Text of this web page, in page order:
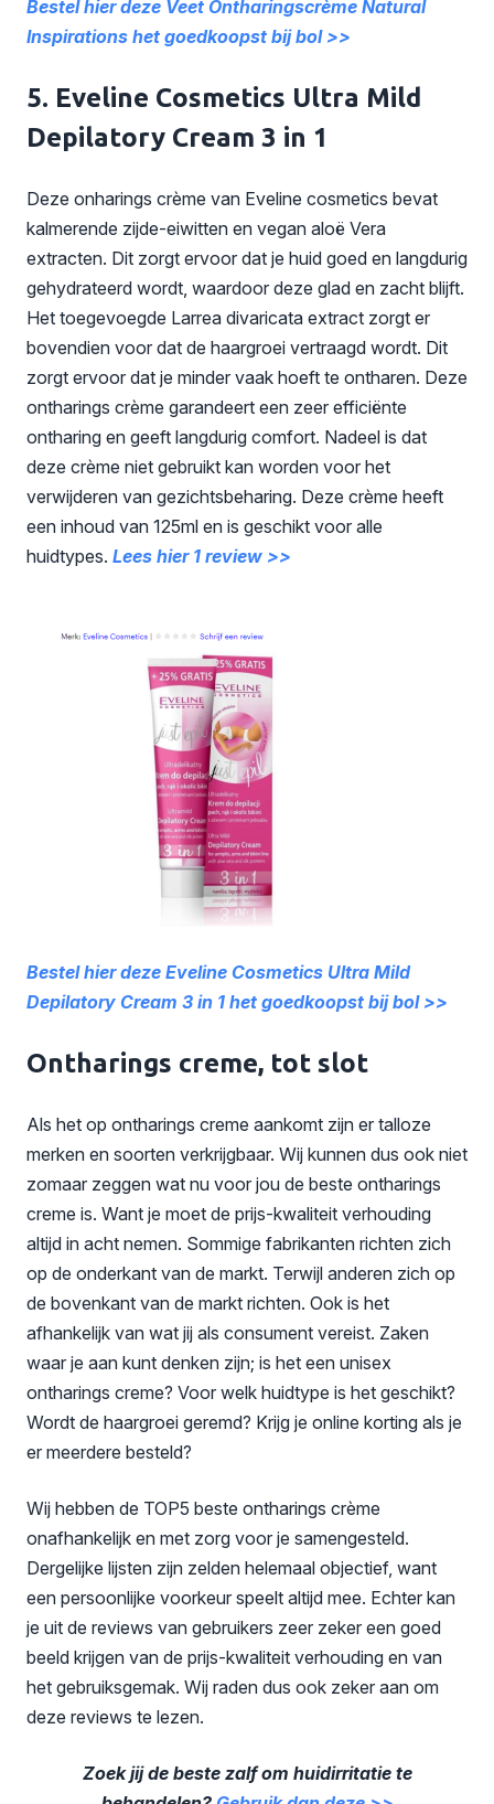
Bestel hier deze Veet Ontharingscrème Natural
Inspirations het goedkoopst bij bol >>
5. Eveline Cosmetics Ultra Mild
Depilatory Cream 3 in 1
Deze onharings crème van Eveline cosmetics bevat
kalmerende zijde-eiwitten en vegan aloë Vera
extracten. Dit zorgt ervoor dat je huid goed en langdurig
gehydrateerd wordt, waardoor deze glad en zacht blijft.
Het toegevoegde Larrea divaricata extract zorgt er
bovendien voor dat de haargroei vertraagd wordt. Dit
zorgt ervoor dat je minder vaak hoeft te ontharen. Deze
ontharings crème garandeert een zeer efficiënte
ontharing en geeft langdurig comfort. Nadeel is dat
deze crème niet gebruikt kan worden voor het
verwijderen van gezichtsbeharing. Deze crème heeft
een inhoud van 125ml en is geschikt voor alle
huidtypes. Lees hier 1 review >>
Bestel hier deze Eveline Cosmetics Ultra Mild
Depilatory Cream 3 in 1 het goedkoopst bij bol >>
Ontharings creme, tot slot
Als het op ontharings creme aankomt zijn er talloze
merken en soorten verkrijgbaar. Wij kunnen dus ook niet
zomaar zeggen wat nu voor jou de beste ontharings
creme is. Want je moet de prijs-kwaliteit verhouding
altijd in acht nemen. Sommige fabrikanten richten zich
op de onderkant van de markt. Terwijl anderen zich op
de bovenkant van de markt richten. Ook is het
afhankelijk van wat jij als consument vereist. Zaken
waar je aan kunt denken zijn; is het een unisex
ontharings creme? Voor welk huidtype is het geschikt?
Wordt de haargroei geremd? Krijg je online korting als je
er meerdere besteld?
Wij hebben de TOP5 beste ontharings crème
onafhankelijk en met zorg voor je samengesteld.
Dergelijke lijsten zijn zelden helemaal objectief, want
een persoonlijke voorkeur speelt altijd mee. Echter kan
je uit de reviews van gebruikers zeer zeker een goed
beeld krijgen van de prijs-kwaliteit verhouding en van
het gebruiksgemak. Wij raden dus ook zeker aan om
deze reviews te lezen.
Zoek jij de beste zalf om huidirritatie te